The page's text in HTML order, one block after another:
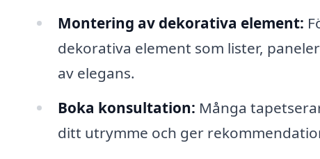
Montering av dekorativa element:
dekorativa element som lister,
av elegans.
Boka konsultation: Många
ditt utrymme och ger